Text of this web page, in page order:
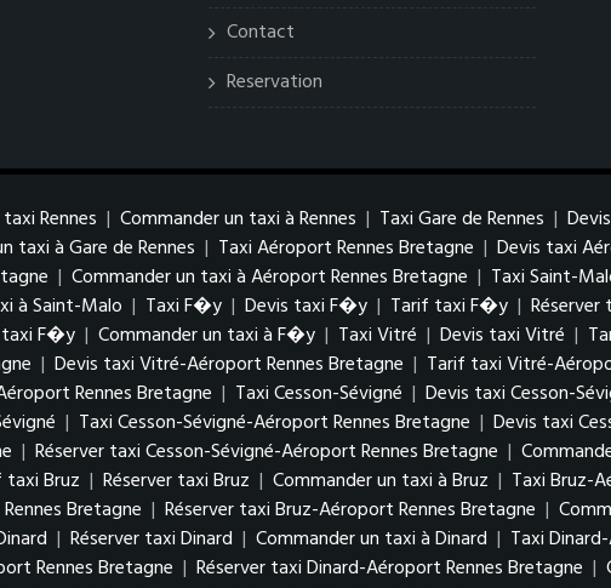
Contact
Reservation
Rennes | Commander un taxi à Rennes | Taxi Gare de Rennes |
taxi à Gare de Rennes | Taxi Aéroport Rennes Bretagne | Devis taxi
| Commander un taxi à Aéroport Rennes Bretagne | Taxi Saint-
à Saint-Malo | Taxi F�y | Devis taxi F�y | Tarif taxi F�y |
taxi F�y | Commander un taxi à F�y | Taxi Vitré | Devis taxi Vitré |
| Devis taxi Vitré-Aéroport Rennes Bretagne | Tarif taxi Vitré-
Rennes Bretagne | Taxi Cesson-Sévigné | Devis taxi Cesson-
| Taxi Cesson-Sévigné-Aéroport Rennes Bretagne | Devis taxi
| Réserver taxi Cesson-Sévigné-Aéroport Rennes Bretagne |
taxi Bruz | Réserver taxi Bruz | Commander un taxi à Bruz | Taxi Bruz-
Bretagne | Réserver taxi Bruz-Aéroport Rennes Bretagne |
| Réserver taxi Dinard | Commander un taxi à Dinard | Taxi
Rennes Bretagne | Réserver taxi Dinard-Aéroport Rennes Bretagne |